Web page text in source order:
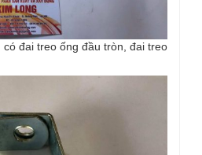
đai treo ống đầu tròn, đai treo